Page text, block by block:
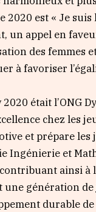
est « Je
un appel en
des femmes
à favoriser
était l’ONG
chez les
et prépare les
Ingénierie et
ainsi à
génération
durable de